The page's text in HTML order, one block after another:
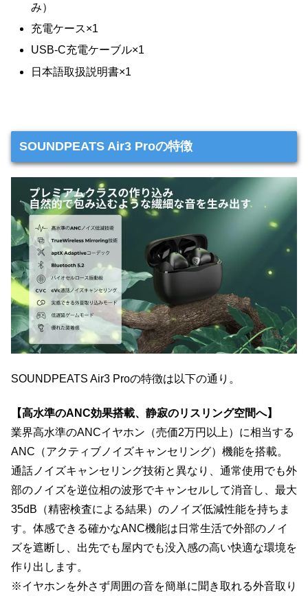
み）
充電ケース×1
USB-C充電ケーブル×1
日本語取扱説明書×1
SOUNDPEATS Air3 Proの特徴
SOUNDPEATS Air3 Proの特徴は以下の通り。
【高水準のANC効果搭載、静寂のリスリング空間へ】
業界高水準のANCイヤホン（売価2万円以上）に相当する
ANC（アクティブノイズキャンセリング）機能を搭載。
通話ノイズキャンセリング技術と異なり、通常使用でも外
部のノイズを逆位相の波形でキャンセルして消音し、最大
35dB（精密検査による結果）のノイズ低減性能を持ちま
す。体感できる確かなANC機能は日常生活で外部のノイ
ズを遮断し、出先でも屋内でも没入感の高い快適な環境を
作り出します。
※イヤホンを外さず周囲の音を簡単に聞き取れる外音取り